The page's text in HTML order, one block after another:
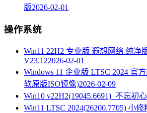
版2026-02-01
操作系统
Win11 22H2 专业版 遐想网络 纯净
V23.122026-02-01
Windows 11 企业版 LTSC 2024 官
软原版ISO镜像)2026-02-09
Win10 v22H2(19045.6691)_不忘初
Win11 LTSC 2024(26200.7705) 小修